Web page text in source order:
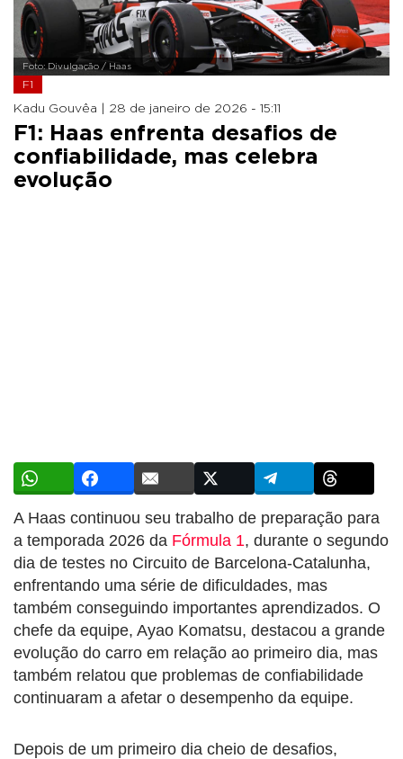
Foto: Divulgação / Haas
F1
Kadu Gouvêa | 28 de janeiro de 2026 - 15:11
F1: Haas enfrenta desafios de
confiabilidade, mas celebra
evolução
A Haas continuou seu trabalho de preparação para
a temporada 2026 da Fórmula 1, durante o segundo
dia de testes no Circuito de Barcelona-Catalunha,
enfrentando uma série de dificuldades, mas
também conseguindo importantes aprendizados. O
chefe da equipe, Ayao Komatsu, destacou a grande
evolução do carro em relação ao primeiro dia, mas
também relatou que problemas de confiabilidade
continuaram a afetar o desempenho da equipe.
Depois de um primeiro dia cheio de desafios,